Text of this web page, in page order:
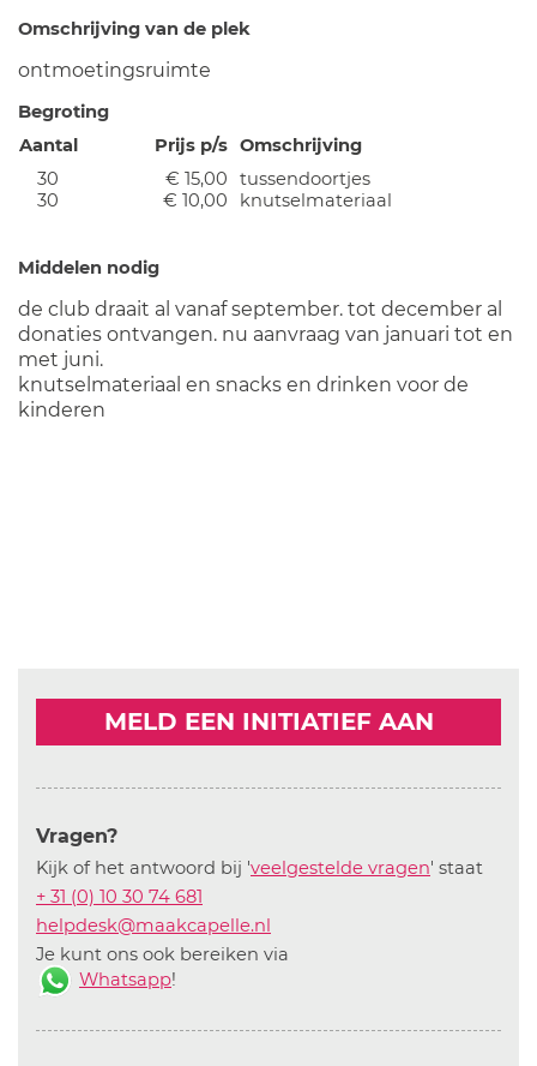
Omschrijving van de plek
ontmoetingsruimte
Begroting
Aantal
Prijs p/s Omschrijving
30
€ 15,00
tussendoortjes
30
€ 10,00 knutselmateriaal
Middelen nodig
de club draait al vanaf september. tot december al
donaties ontvangen. nu aanvraag van januari tot en
met juni.
knutselmateriaal en snacks en drinken voor de
kinderen
MELD EEN INITIATIEF AAN
Vragen?
Kijk of het antwoord bij 'veelgestelde vragen' staat
+ 31 (0) 10 30 74 681
helpdesk@maakcapelle.nl
Je kunt ons ook bereiken via
Whatsapp!